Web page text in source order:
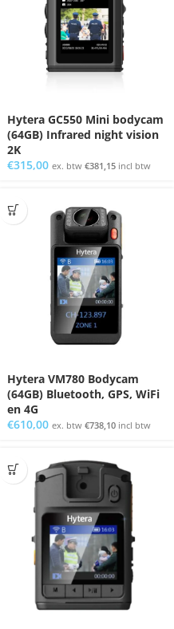
Hytera GC550 Mini bodycam
(64GB) Infrared night vision
2K
€315,00 ex. btw €381,15 incl btw
Hytera VM780 Bodycam
(64GB) Bluetooth, GPS, WiFi
en 4G
€610,00 ex. btw €738,10 incl btw